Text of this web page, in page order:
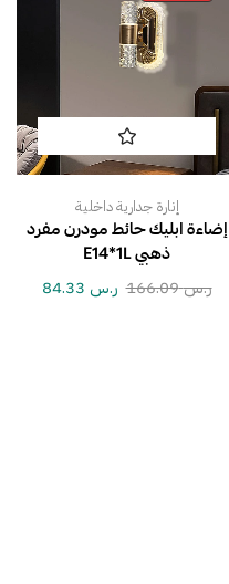
إنارة جدارية داخلية
إضاءة ابليك حائط مودرن مفرد
ذهبي E14*1L
ر.س166.09 ر.س